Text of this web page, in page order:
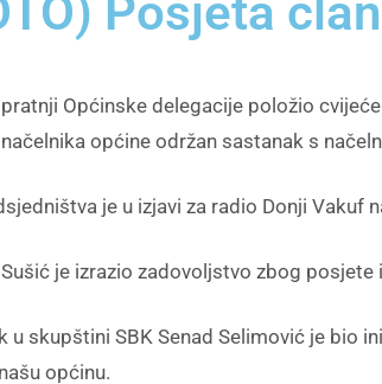
Posjeta
Općinske delegacije položio
općine održan sastanak s
je u izjavi za radio Donji
je izrazio zadovoljstvo zbog
u skupštini SBK Senad Selimović je bio
općinu.